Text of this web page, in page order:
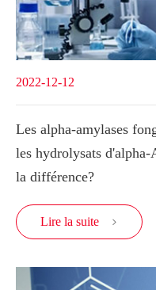
2022-12-12
Les alpha-amylases
les hydrolysats d'alpha-
la différence?
Lire la suite 